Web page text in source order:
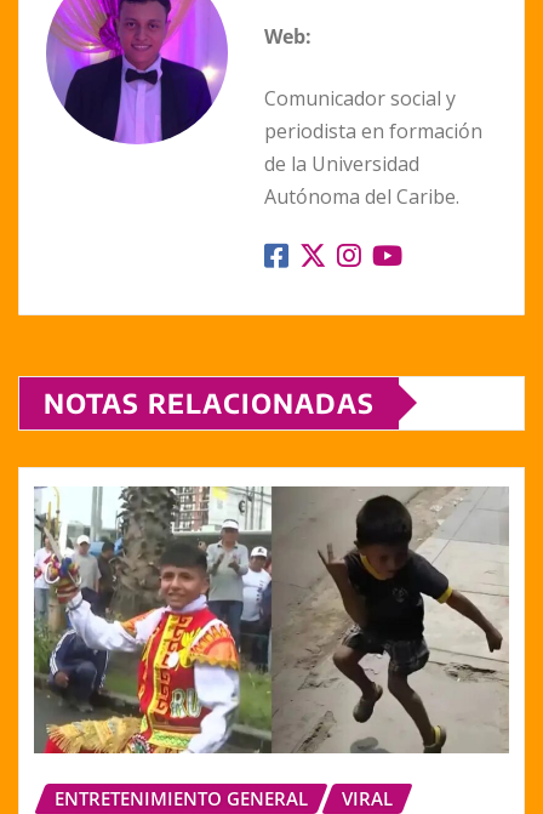
Web:
Comunicador social y
periodista en formación
de la Universidad
Autónoma del Caribe.
NOTAS RELACIONADAS
ENTRETENIMIENTO GENERAL VIRAL